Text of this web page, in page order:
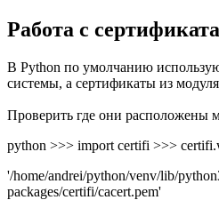
Работа с
В Python по умолчанию
системы, а сертификаты из
Проверить где они
python >>> import certifi >>>
'/home/andrei/python/venv/lib/
packages/certifi/cacert.pem'